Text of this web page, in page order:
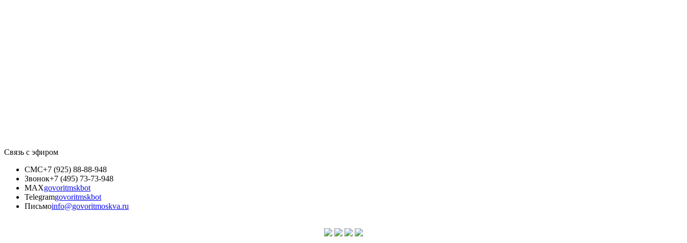
Связь с эфиром
СМС+7 (925) 88-88-948
Звонок+7 (495) 73-73-948
MAXgovoritmskbot
Telegramgovoritmskbot
Письмоinfo@govoritmoskva.ru